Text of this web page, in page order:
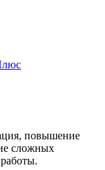
повышение
сложных